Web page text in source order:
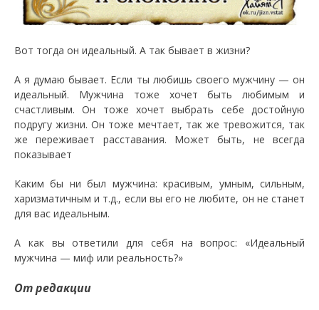
Вот тогда он идеальный. А так бывает в жизни?
А я думаю бывает. Если ты любишь своего мужчину — он
идеальный. Мужчина тоже хочет быть любимым и
счастливым. Он тоже хочет выбрать себе достойную
подругу жизни. Он тоже мечтает, так же тревожится, так
же переживает расставания. Может быть, не всегда
показывает
Каким бы ни был мужчина: красивым, умным, сильным,
харизматичным и т.д., если вы его не любите, он не станет
для вас идеальным.
А как вы ответили для себя на вопрос: «Идеальный
мужчина — миф или реальность?»
От редакции